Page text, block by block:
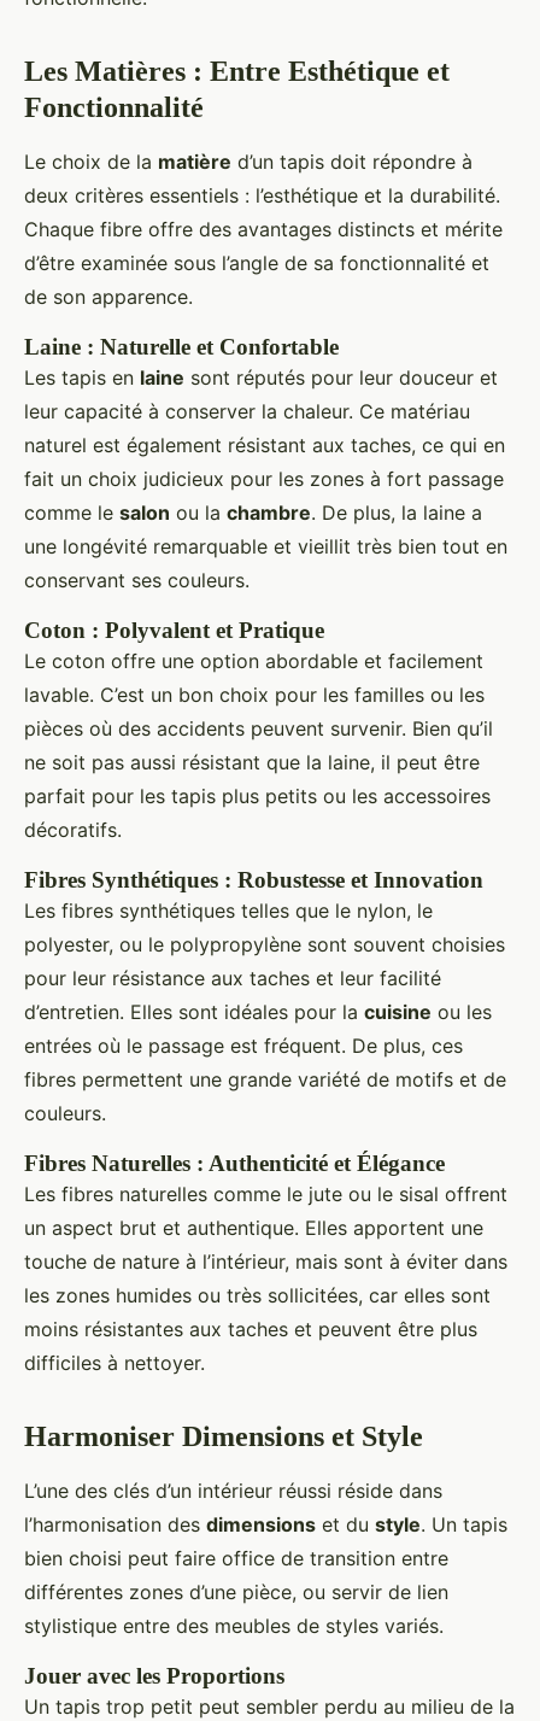
Les Matières : Entre Esthétique et
Fonctionnalité
Le choix de la matière d’un tapis doit répondre à
deux critères essentiels : l’esthétique et la durabilité.
Chaque fibre offre des avantages distincts et mérite
d’être examinée sous l’angle de sa fonctionnalité et
de son apparence.
Laine : Naturelle et Confortable
Les tapis en laine sont réputés pour leur douceur et
leur capacité à conserver la chaleur. Ce matériau
naturel est également résistant aux taches, ce qui en
fait un choix judicieux pour les zones à fort passage
comme le salon ou la chambre. De plus, la laine a
une longévité remarquable et vieillit très bien tout en
conservant ses couleurs.
Coton : Polyvalent et Pratique
Le coton offre une option abordable et facilement
lavable. C’est un bon choix pour les familles ou les
pièces où des accidents peuvent survenir. Bien qu’il
ne soit pas aussi résistant que la laine, il peut être
parfait pour les tapis plus petits ou les accessoires
décoratifs.
Fibres Synthétiques : Robustesse et Innovation
Les fibres synthétiques telles que le nylon, le
polyester, ou le polypropylène sont souvent choisies
pour leur résistance aux taches et leur facilité
d’entretien. Elles sont idéales pour la cuisine ou les
entrées où le passage est fréquent. De plus, ces
fibres permettent une grande variété de motifs et de
couleurs.
Fibres Naturelles : Authenticité et Élégance
Les fibres naturelles comme le jute ou le sisal offrent
un aspect brut et authentique. Elles apportent une
touche de nature à l’intérieur, mais sont à éviter dans
les zones humides ou très sollicitées, car elles sont
moins résistantes aux taches et peuvent être plus
difficiles à nettoyer.
Harmoniser Dimensions et Style
L’une des clés d’un intérieur réussi réside dans
l’harmonisation des dimensions et du style. Un tapis
bien choisi peut faire office de transition entre
différentes zones d’une pièce, ou servir de lien
stylistique entre des meubles de styles variés.
Jouer avec les Proportions
Un tapis trop petit peut sembler perdu au milieu de la